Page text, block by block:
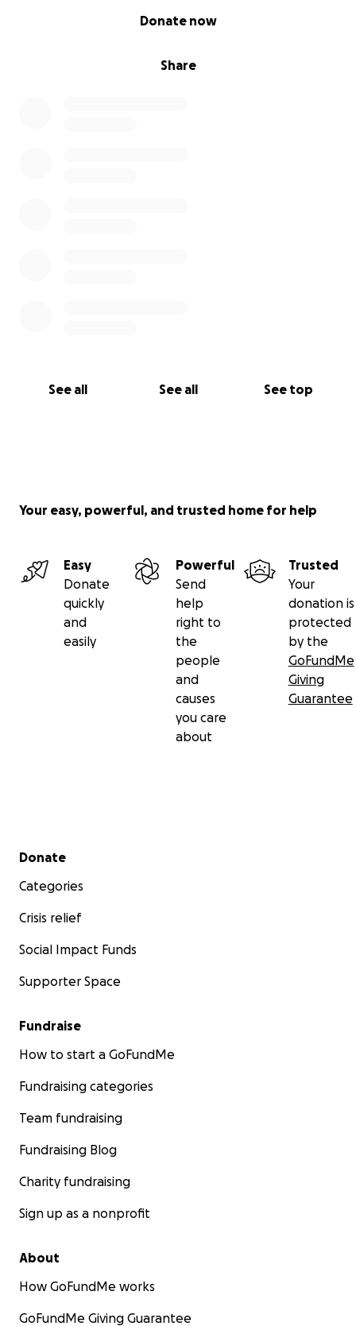
Share
Donate now
See all See all See top
Your easy, powerful, and trusted home for help
Easy
Donate
quickly
and
easily
Powerful
Send
help
right to
the
people
and
causes
you care
about
Trusted
Your
donation is
protected
by the
GoFundMe
Giving
Guarantee
Secondary menu
Donate
Categories
Crisis relief
Social Impact Funds
Supporter Space
Fundraise
How to start a GoFundMe
Fundraising categories
Team fundraising
Fundraising Blog
Charity fundraising
Sign up as a nonprofit
About
How GoFundMe works
GoFundMe Giving Guarantee